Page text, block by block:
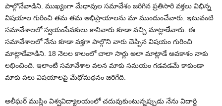
పాల్గొనేవాడిని. ముఖ్యంగా మేధావుల సమావేశం జరిగిన ప్రతిసారి వక్తలు విభిన్న
విషయాల గురించి తమ తమ అభిప్రాయాలను మా ముందుంచేవారు. ఇటువంటి
సమావేశాలలో స్వయంసేవకులు కానివారు కూడా వచ్చి మాట్లాడేవారు. ఈ
సమావేశాలలో నేను కూడా వక్తగా పాల్గొని వారు చెప్పిన విషయం గురించి
మాట్లాడేవాడిని. 18 నెలల కాలంలో చాలా సార్లు అలా మాట్లాడే అవకాశం నాకు
లభించింది. ఇలాంటి సమావేశాల వలన మాకు సమయం గడవడమే కాకుండా
మాకు పలు విషయాలపై మేధోమధనం జరిగేది.
అలీఘర్‌ ముస్లిం విశ్వవిద్యాలయంలో చదువుకుంటున్నప్పుడు నేను విదార్థి